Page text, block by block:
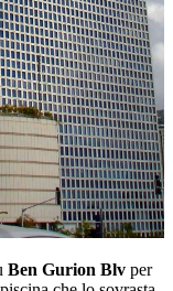
Ben Gurion Blv per